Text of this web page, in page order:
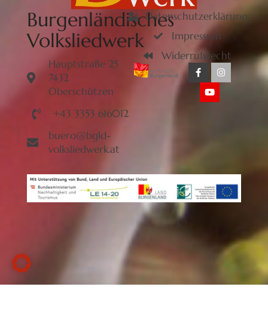
Burgenländisches
Volksliedwerk
Hauptstraße 25
7432
Oberschützen
+43 3353 616012
buero@bgld-
volksliedwerk.at
Datenschutzerklärung
Impressum
Widerrufsrecht